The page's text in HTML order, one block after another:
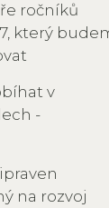
ročníků
který
v
-
na rozvoj